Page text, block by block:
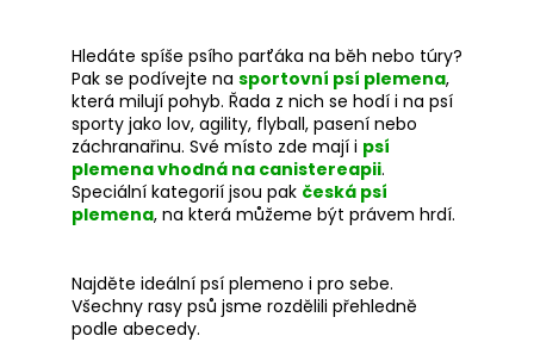
Hledáte spíše psího parťáka na běh nebo túry?
Pak se podívejte na sportovní psí plemena,
která milují pohyb. Řada z nich se hodí i na psí
sporty jako lov, agility, flyball, pasení nebo
záchranařinu. Své místo zde mají i psí
plemena vhodná na canistereapii.
Speciální kategorií jsou pak česká psí
plemena, na která můžeme být právem hrdí.
Najděte ideální psí plemeno i pro sebe.
Všechny rasy psů jsme rozdělili přehledně
podle abecedy.